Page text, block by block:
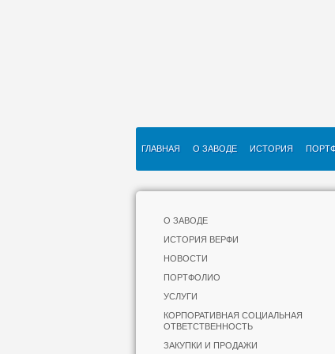
ГЛАВНАЯ О ЗАВОДЕ ИСТОРИЯ
О ЗАВОДЕ
ИСТОРИЯ ВЕРФИ
НОВОСТИ
ПОРТФОЛИО
УСЛУГИ
КОРПОРАТИВНАЯ СОЦИАЛЬНАЯ
ОТВЕТСТВЕННОСТЬ
ЗАКУПКИ И ПРОДАЖИ